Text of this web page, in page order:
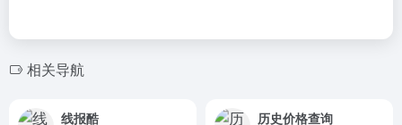
相关导航
线报酷 历史价格查询